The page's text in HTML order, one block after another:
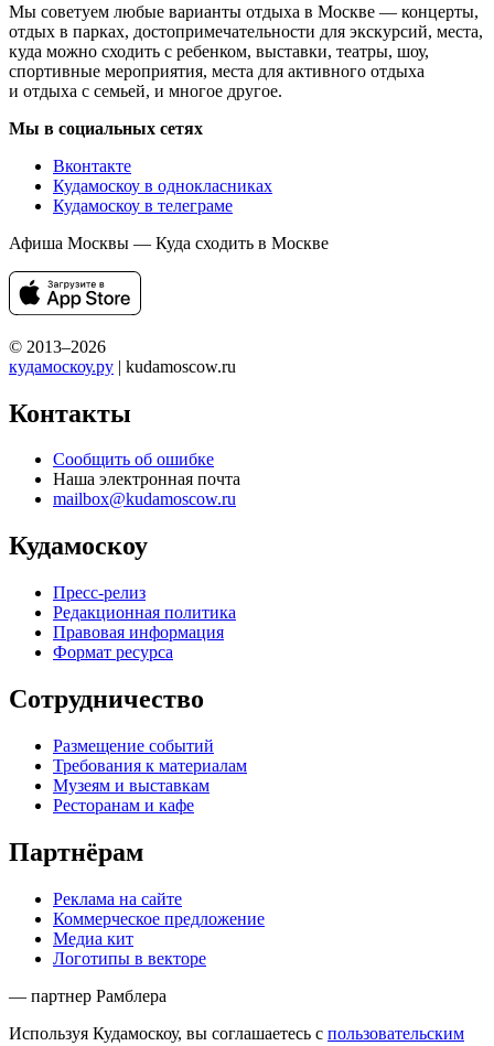
Мы советуем любые варианты отдыха в Москве — концерты,
отдых в парках, достопримечательности для экскурсий, места,
куда можно сходить с ребенком, выставки, театры, шоу,
спортивные мероприятия, места для активного отдыха
и отдыха с семьей, и многое другое.
Мы в социальных сетях
Вконтакте
Кудамоскоу в однокласниках
Кудамоскоу в телеграме
Афиша Москвы — Куда сходить в Москве
© 2013–2026
кудамоскоу.ру | kudamoscow.ru
Контакты
Сообщить об ошибке
Наша электронная почта
mailbox@kudamoscow.ru
Кудамоскоу
Пресс-релиз
Редакционная политика
Правовая информация
Формат ресурса
Сотрудничество
Размещение событий
Требования к материалам
Музеям и выставкам
Ресторанам и кафе
Партнёрам
Реклама на сайте
Коммерческое предложение
Медиа кит
Логотипы в векторе
— партнер Рамблера
Используя Кудамоскоу, вы соглашаетесь с пользовательским